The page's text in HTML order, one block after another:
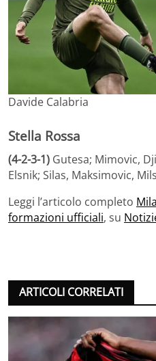
Davide Calabria
Stella Rossa
(4-2-3-1) Gutesa; Mimovic,
Elsnik; Silas, Maksimovic,
Leggi l’articolo completo
formazioni ufficiali, su
ARTICOLI CORRELATI